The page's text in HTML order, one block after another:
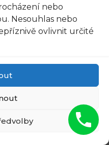
nebo
Nesouhlas nebo
ovlivnit určité